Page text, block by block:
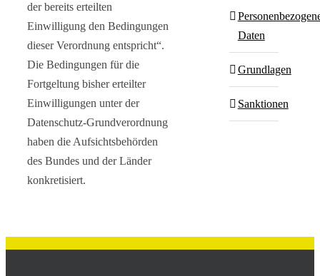
der bereits erteilten
Einwilligung den Bedingungen
dieser Verordnung entspricht“.
Die Bedingungen für die
Fortgeltung bisher erteilter
Einwilligungen unter der
Datenschutz-Grundverordnung
haben die Aufsichtsbehörden
des Bundes und der Länder
konkretisiert.
Daten
Grundlagen
Sanktionen